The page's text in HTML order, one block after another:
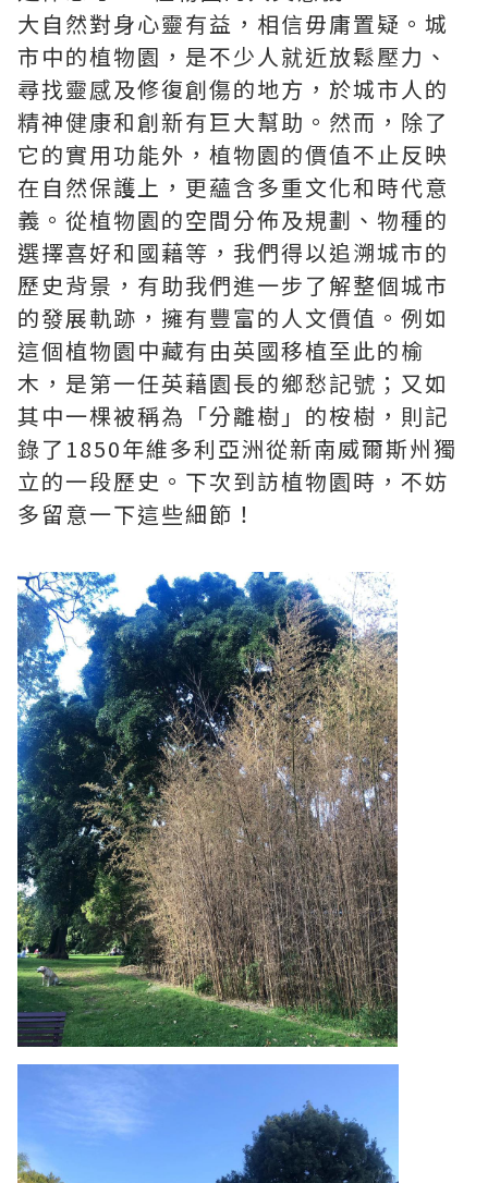
大自然對身心靈有益，相信毋庸置疑。城
市中的植物園，是不少人就近放鬆壓力、
尋找靈感及修復創傷的地方，於城市人的
精神健康和創新有巨大幫助。然而，除了
它的實用功能外，植物園的價值不止反映
在自然保護上，更蘊含多重文化和時代意
義。從植物園的空間分佈及規劃、物種的
選擇喜好和國藉等，我們得以追溯城市的
歷史背景，有助我們進一步了解整個城市
的發展軌跡，擁有豐富的人文價值。例如
這個植物園中藏有由英國移植至此的榆
木，是第一任英藉園長的鄉愁記號；又如
其中一棵被稱為「分離樹」的桉樹，則記
錄了1850年維多利亞洲從新南威爾斯州獨
立的一段歷史。下次到訪植物園時，不妨
多留意一下這些細節！